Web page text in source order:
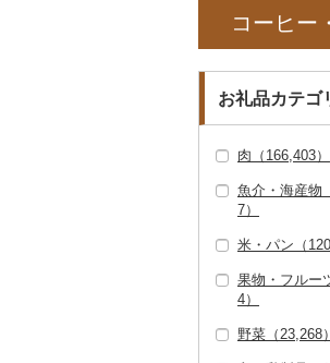
コーヒー
お礼品カテゴ
肉（166,403）
牛肉（精肉
ステーキ（
すき焼き
3）
牛肉（加工
もつ鍋（
魚介・海産物
7）
カニ（
ズワイガニ
エビ（
米・パン（
米（
果物・フルー
4）
ぶどう・マ
野菜（23,268）